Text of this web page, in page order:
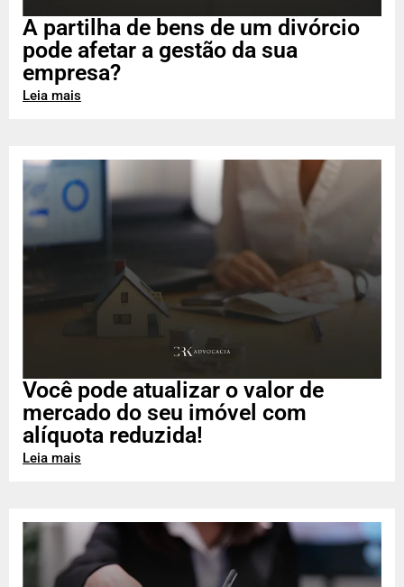
A partilha de bens de um divórcio
pode afetar a gestão da sua
empresa?
Leia mais
Você pode atualizar o valor de
mercado do seu imóvel com
alíquota reduzida!
Leia mais